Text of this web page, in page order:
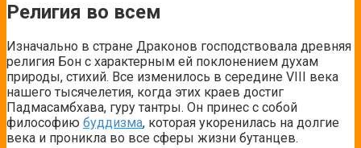
Религия во всем
Изначально в стране Драконов господствовала древняя
религия Бон с характерным ей поклонением духам
природы, стихий. Все изменилось в середине VIII века
нашего тысячелетия, когда этих краев достиг
Падмасамбхава, гуру тантры. Он принес с собой
философию буддизма, которая укоренилась на долгие
века и проникла во все сферы жизни бутанцев.